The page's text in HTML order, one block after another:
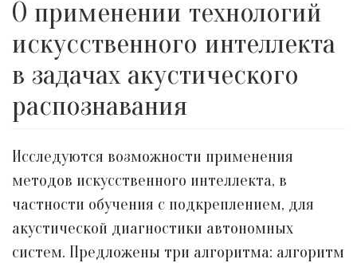
О применении технологий
искусственного интеллекта
в задачах акустического
распознавания
Исследуются возможности применения
методов искусственного интеллекта, в
частности обучения с подкреплением, для
акустической диагностики автономных
систем. Предложены три алгоритма: алгоритм